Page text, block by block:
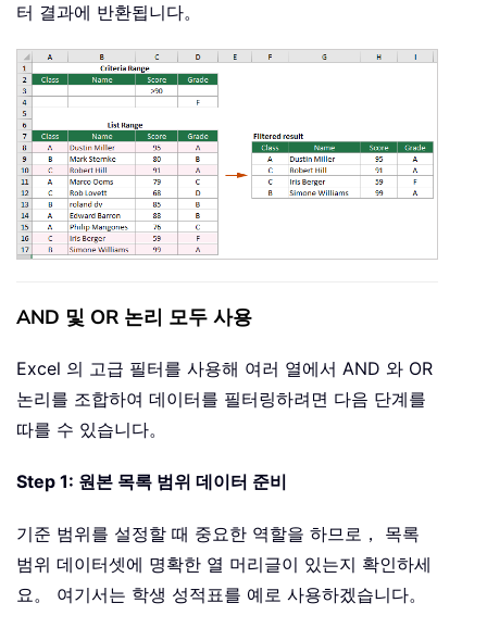
터 결과에 반환됩니다。
AND 및 OR 논리 모두 사용
Excel 의 고급 필터를 사용해 여러 열에서 AND 와 OR
논리를 조합하여 데이터를 필터링하려면 다음 단계를
따를 수 있습니다。
Step 1: 원본 목록 범위 데이터 준비
기준 범위를 설정할 때 중요한 역할을 하므로， 목록
범위 데이터셋에 명확한 열 머리글이 있는지 확인하세
요。 여기서는 학생 성적표를 예로 사용하겠습니다。